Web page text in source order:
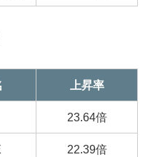
上昇率
23.64倍
22.39倍